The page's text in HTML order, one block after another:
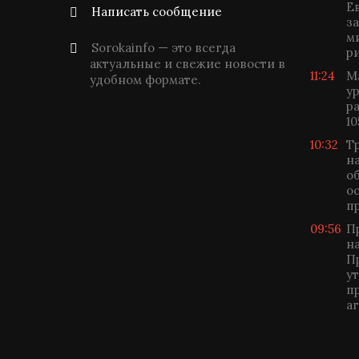
Написать сообщение
Sorokainfo — это всегда
актуальные и свежие новости в
удобном формате.
11:24
10:32
09:56